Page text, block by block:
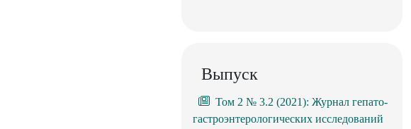
Выпуск
Том 2 № 3.2 (2021): Журнал гепато-
гастроэнтерологических исследований